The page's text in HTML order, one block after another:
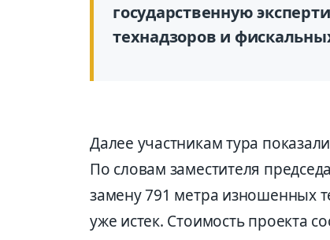
государственную
технадзоров и
Далее участникам тура
По словам заместителя
замену 791 метра изношенных
уже истек. Стоимость проекта